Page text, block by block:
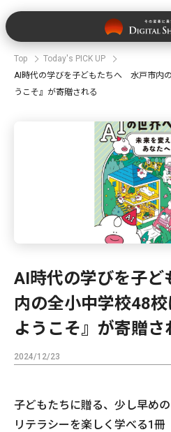
Top
Today's PICK UP
AI時代の学びを子どもたちへ 水戸市内
うこそ』が寄贈される
AI時代の学びを子
内の全小中学校48
ようこそ』が寄贈さ
2024/12/23
子どもたちに贈る、少し早めの
リテラシーを楽しく学べる1冊